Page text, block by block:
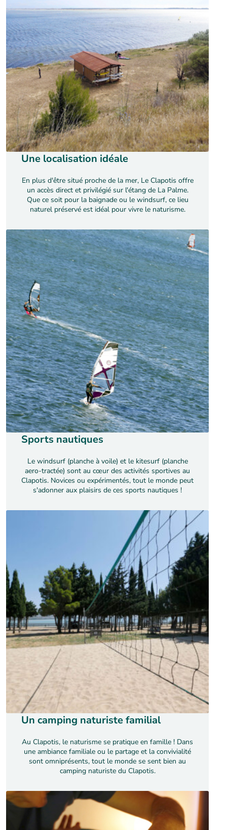
Une localisation idéale
En plus d'être situé proche de la mer, Le Clapotis offre
un accès direct et privilégié sur l'étang de La Palme.
Que ce soit pour la baignade ou le windsurf, ce lieu
naturel préservé est idéal pour vivre le naturisme.
Sports nautiques
Le windsurf (planche à voile) et le kitesurf (planche
aero-tractée) sont au cœur des activités sportives au
Clapotis. Novices ou expérimentés, tout le monde peut
s'adonner aux plaisirs de ces sports nautiques !
Un camping naturiste familial
Au Clapotis, le naturisme se pratique en famille ! Dans
une ambiance familiale ou le partage et la convivialité
sont omniprésents, tout le monde se sent bien au
camping naturiste du Clapotis.